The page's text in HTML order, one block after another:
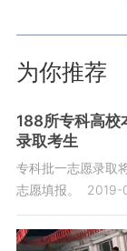
为你推荐
188所专科高校
录取考生
专科批一志愿录取
志愿填报。
2019-